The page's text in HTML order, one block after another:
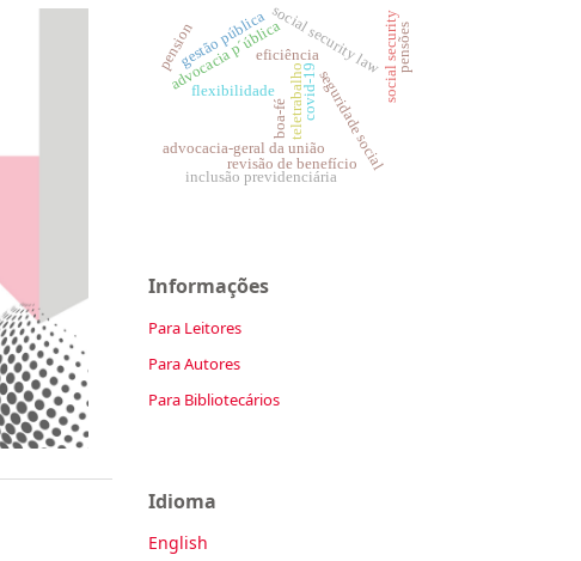
teletrabalho
advocacia-geral da união
covid-19
flexibilidade
eficiência
seguridade social
advocacia p´ública
gestão pública social security
social security law
pension
boa-fé
pensões
revisão de benefício
inclusão previdenciária
Informações
Para Leitores
Para Autores
Para Bibliotecários
Idioma
English